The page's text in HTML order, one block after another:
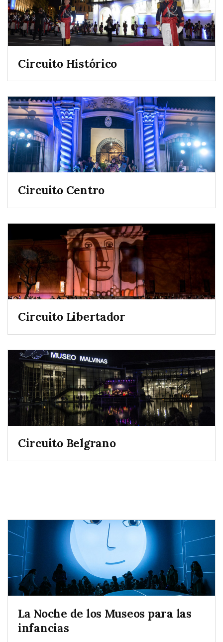
Circuito Histórico
Circuito Centro
Circuito Libertador
Circuito Belgrano
La Noche de los Museos para las
infancias